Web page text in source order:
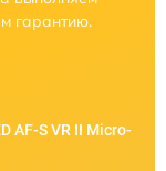
гарантию.
AF-S VR II Micro-